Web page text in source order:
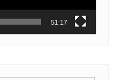
51:17